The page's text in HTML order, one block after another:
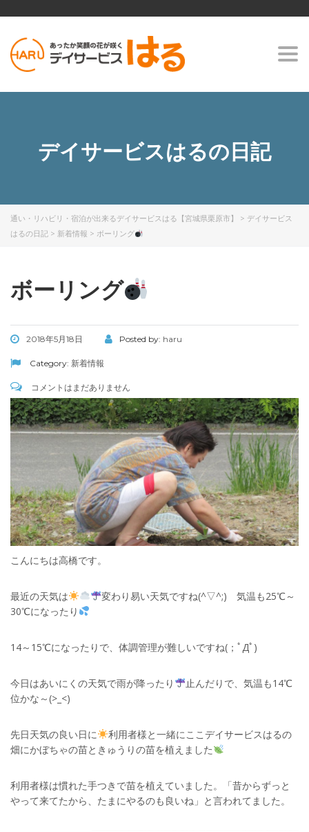
デイサービスはるの日記
通い・リハビリ・宿泊が出来るデイサービスはる【宮城県栗原市】 > デイサービス
はるの日記 > 新着情報 > ボーリング
ボーリング
2018年5月18日 Posted by: haru
Category: 新着情報
コメントはまだありません
こんにちは高橋です。
最近の天気は
変わり易い天気ですね(^▽^;) 気温も25℃～
30℃になったり
14～15℃になったりで、体調管理が難しいですね(；ﾟДﾟ)
今日はあいにくの天気で雨が降ったり
止んだりで、気温も14℃
位かな～(>_<)
先日天気の良い日に
利用者様と一緒にここデイサービスはるの
畑にかぼちゃの苗ときゅうりの苗を植えました
利用者様は慣れた手つきで苗を植えていました。「昔からずっと
やって来てたから、たまにやるのも良いね」と言われてました。